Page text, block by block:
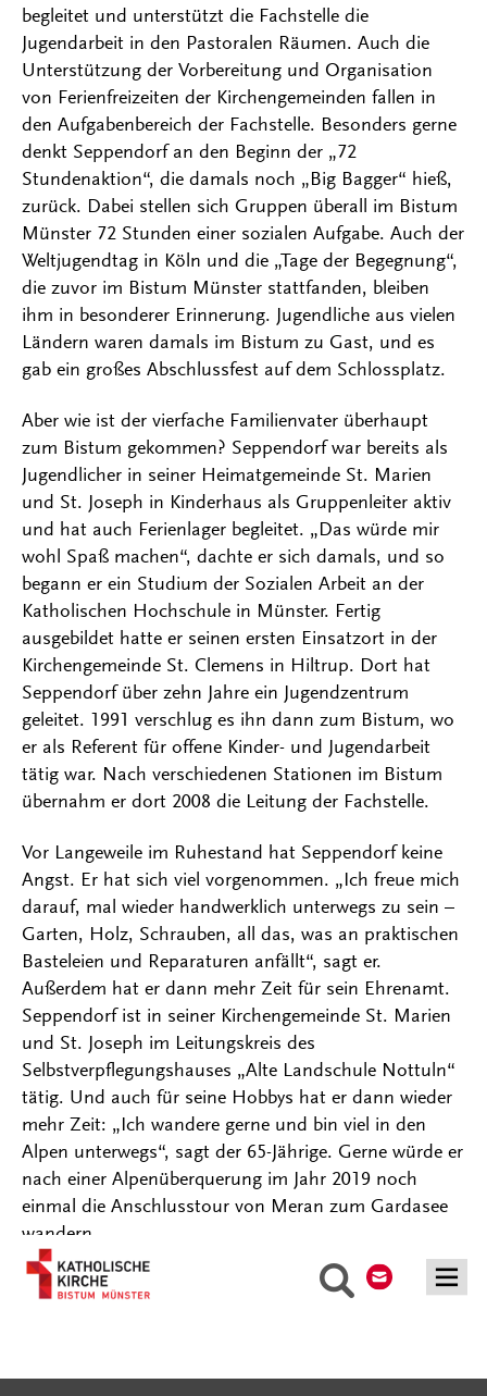
Suche
begleitet und unterstützt die Fachstelle die
Jugendarbeit in den Pastoralen Räumen. Auch die
Unterstützung der Vorbereitung und Organisation
von Ferienfreizeiten der Kirchengemeinden fallen in
den Aufgabenbereich der Fachstelle. Besonders gerne
denkt Seppendorf an den Beginn der „72
Stundenaktion“, die damals noch „Big Bagger“ hieß,
zurück. Dabei stellen sich Gruppen überall im Bistum
Münster 72 Stunden einer sozialen Aufgabe. Auch der
Weltjugendtag in Köln und die „Tage der Begegnung“,
die zuvor im Bistum Münster stattfanden, bleiben
ihm in besonderer Erinnerung. Jugendliche aus vielen
Ländern waren damals im Bistum zu Gast, und es
gab ein großes Abschlussfest auf dem Schlossplatz.
Aber wie ist der vierfache Familienvater überhaupt
zum Bistum gekommen? Seppendorf war bereits als
Jugendlicher in seiner Heimatgemeinde St. Marien
und St. Joseph in Kinderhaus als Gruppenleiter aktiv
und hat auch Ferienlager begleitet. „Das würde mir
wohl Spaß machen“, dachte er sich damals, und so
begann er ein Studium der Sozialen Arbeit an der
Katholischen Hochschule in Münster. Fertig
ausgebildet hatte er seinen ersten Einsatzort in der
Kirchengemeinde St. Clemens in Hiltrup. Dort hat
Seppendorf über zehn Jahre ein Jugendzentrum
geleitet. 1991 verschlug es ihn dann zum Bistum, wo
er als Referent für offene Kinder- und Jugendarbeit
tätig war. Nach verschiedenen Stationen im Bistum
übernahm er dort 2008 die Leitung der Fachstelle.
Vor Langeweile im Ruhestand hat Seppendorf keine
Angst. Er hat sich viel vorgenommen. „Ich freue mich
darauf, mal wieder handwerklich unterwegs zu sein –
Garten, Holz, Schrauben, all das, was an praktischen
Basteleien und Reparaturen anfällt“, sagt er.
Außerdem hat er dann mehr Zeit für sein Ehrenamt.
Seppendorf ist in seiner Kirchengemeinde St. Marien
und St. Joseph im Leitungskreis des
Selbstverpflegungshauses „Alte Landschule Nottuln“
tätig. Und auch für seine Hobbys hat er dann wieder
mehr Zeit: „Ich wandere gerne und bin viel in den
Alpen unterwegs“, sagt der 65-Jährige. Gerne würde er
nach einer Alpenüberquerung im Jahr 2019 noch
einmal die Anschlusstour von Meran zum Gardasee
wandern.